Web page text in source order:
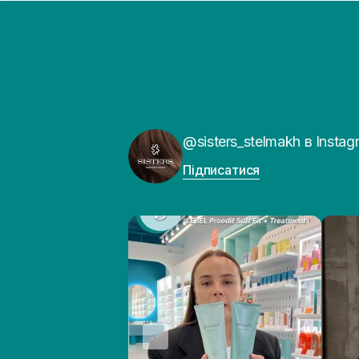
@sisters_stelmakh в
Підписатися